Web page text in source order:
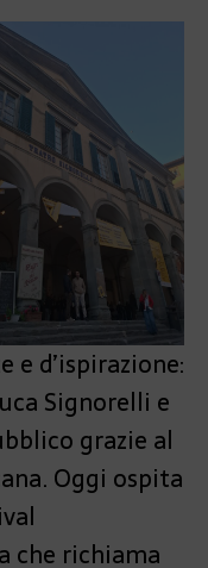
e d’ispirazione:
Signorelli e
grazie al
Oggi ospita
che richiama